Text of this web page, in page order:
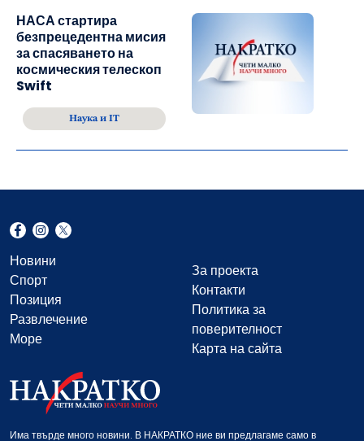
НАСА стартира
безпрецедентна мисия
за спасяването на
космическия телескоп
Swift
Наука и IT
Новини
Спорт
Позиция
Развлечение
Море
За проекта
Контакти
Политика за
поверителност
Карта на сайта
Има твърде много новини. В НАКРАТКО ние ви предлагаме само в